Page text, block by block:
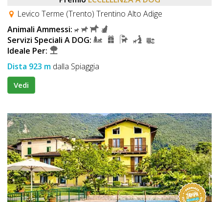
Levico Terme (Trento) Trentino Alto Adige
Animali Ammessi:
Servizi Speciali A DOG:
Ideale Per:
Dista 923 m dalla Spiaggia
Vedi